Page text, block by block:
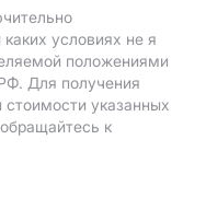
условиях не я
положениями
Для получения
указанных
к